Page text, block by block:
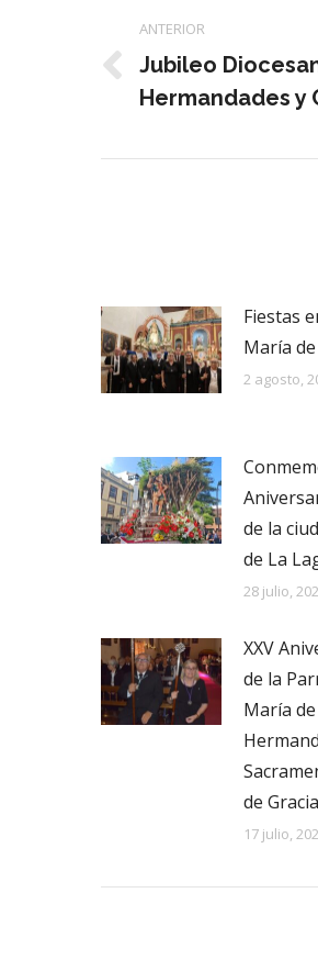
entre
ANTERIOR
Publicación
anterior:
Jubileo
Hermandades y
Fiestas
María
2 agosto,
de la
de La
28 julio,
XXV
de la
María
de Gracia
17 julio,